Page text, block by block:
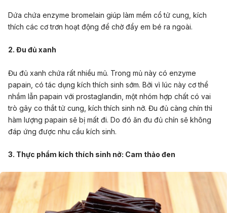
Dứa chứa enzyme bromelain giúp làm mềm cổ tử cung, kích
thích các cơ trơn hoạt động để chờ đẩy em bé ra ngoài.
2. Đu đủ xanh
Đu đủ xanh chứa rất nhiều mủ. Trong mủ này có enzyme
papain, có tác dụng kích thích sinh sớm. Bởi vì lúc này cơ thể
nhầm lẫn papain với prostaglandin, một nhóm hợp chất có vai
trò gây co thắt tử cung, kích thích sinh nở. Đu đủ càng chín thì
hàm lượng papain sẽ bị mất đi. Do đó ăn đu đủ chín sẽ không
đáp ứng được nhu cầu kích sinh.
3. Thực phẩm kích thích sinh nở: Cam thảo đen